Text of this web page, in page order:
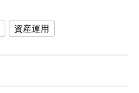
資産運用